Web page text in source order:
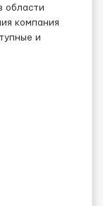
области
компания
и